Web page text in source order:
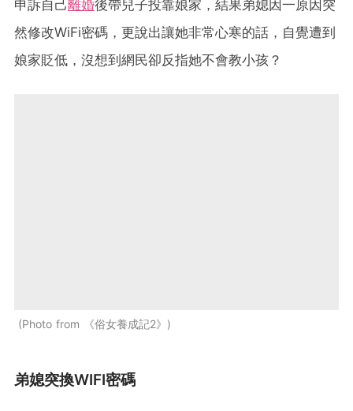
申訴自己離婚後帶兒子投靠娘家，結果弟媳因一原因突
然修改WiFi密碼，更說出讓她非常心寒的話，自覺遭到
娘家貶低，沒想到網民卻反指她不會教小孩？
Photo from 《俗女養成記2》
弟媳突換WIFI密碼